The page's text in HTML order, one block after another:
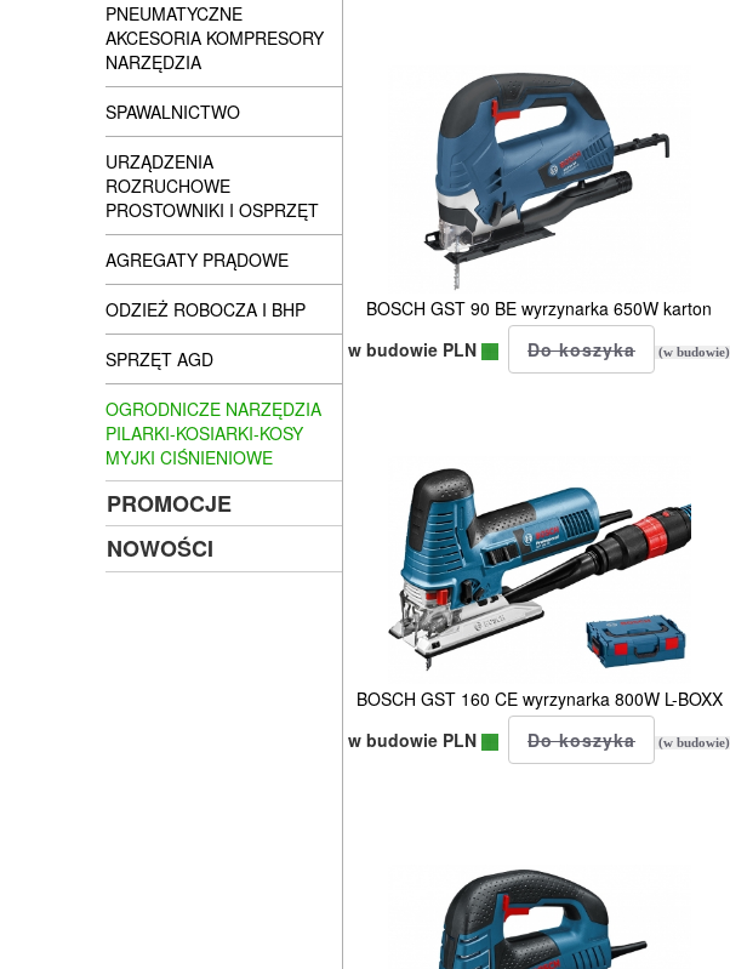
PNEUMATYCZNE
AKCESORIA KOMPRESORY
NARZĘDZIA
SPAWALNICTWO
URZĄDZENIA
ROZRUCHOWE
PROSTOWNIKI I OSPRZĘT
AGREGATY PRĄDOWE
ODZIEŻ ROBOCZA I BHP
SPRZĘT AGD
OGRODNICZE NARZĘDZIA
PILARKI-KOSIARKI-KOSY
MYJKI CIŚNIENIOWE
PROMOCJE
NOWOŚCI
BOSCH GST 90 BE wyrzynarka 650W karton
w budowie PLN
(w budowie)
BOSCH GST 160 CE wyrzynarka 800W L-BOXX
w budowie PLN
(w budowie)